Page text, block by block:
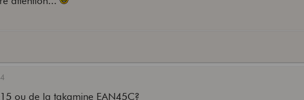
ou de la takamine EAN45C?